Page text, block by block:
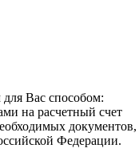
Вас способом:
на расчетный счет
документов,
Федерации.